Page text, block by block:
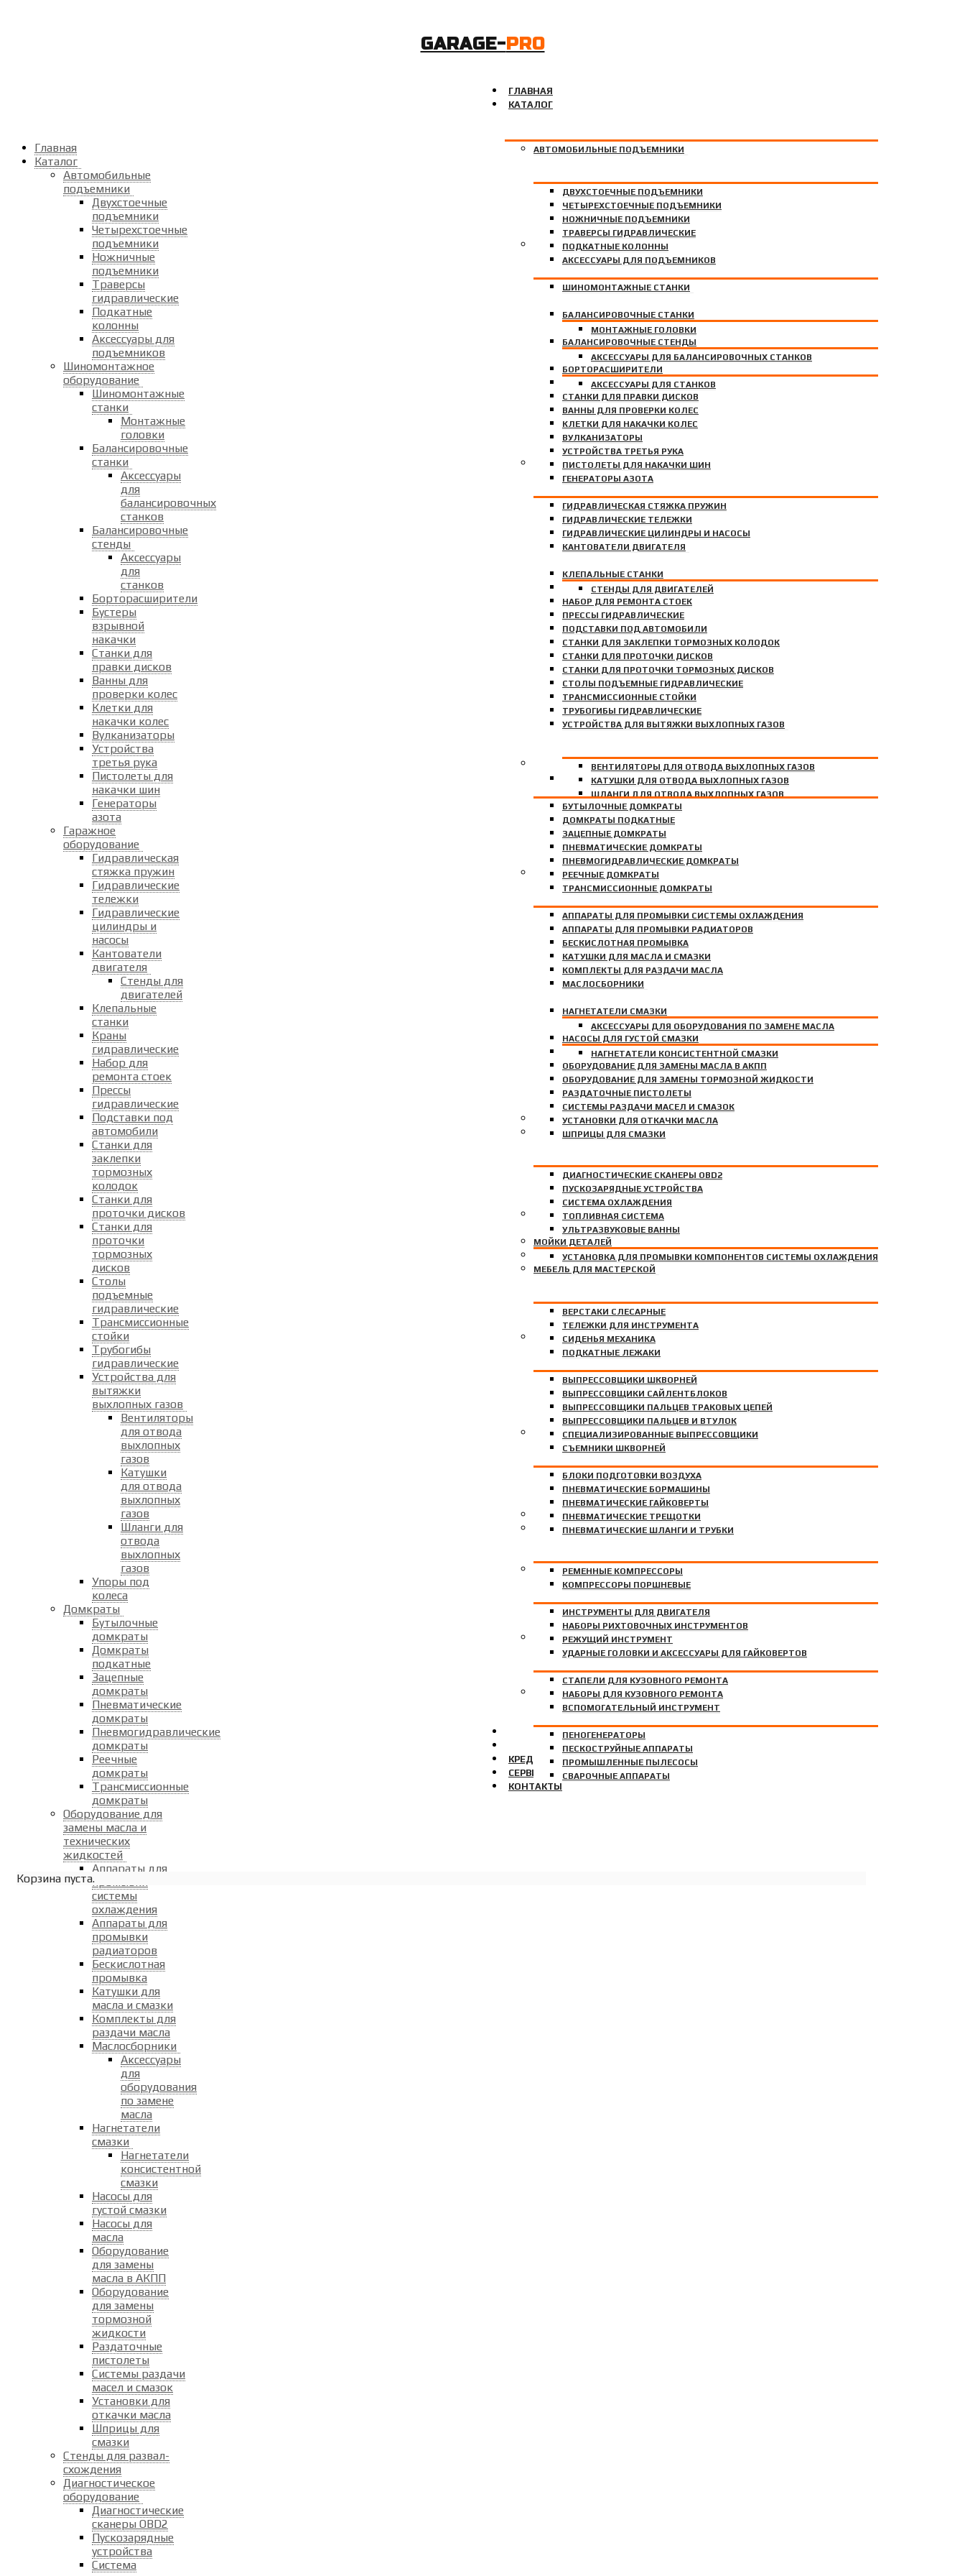
GARAGE-PRO
ГЛАВНАЯ
КАТАЛОГ
АВТОМОБИЛЬНЫЕ ПОДЪЕМНИКИ
ДВУХСТОЕЧНЫЕ ПОДЪЕМНИКИ
ЧЕТЫРЕХСТОЕЧНЫЕ ПОДЪЕМНИКИ
НОЖНИЧНЫЕ ПОДЪЕМНИКИ
ТРАВЕРСЫ ГИДРАВЛИЧЕСКИЕ
ПОДКАТНЫЕ КОЛОННЫ
АКСЕССУАРЫ ДЛЯ ПОДЪЕМНИКОВ
ШИНОМОНТАЖНОЕ ОБОРУДОВАНИЕ
ШИНОМОНТАЖНЫЕ СТАНКИ
МОНТАЖНЫЕ ГОЛОВКИ
БАЛАНСИРОВОЧНЫЕ СТАНКИ
АКСЕССУАРЫ ДЛЯ БАЛАНСИРОВОЧНЫХ СТАНКОВ
БАЛАНСИРОВОЧНЫЕ СТЕНДЫ
АКСЕССУАРЫ ДЛЯ СТАНКОВ
БОРТОРАСШИРИТЕЛИ
БУСТЕРЫ ВЗРЫВНОЙ НАКАЧКИ
СТАНКИ ДЛЯ ПРАВКИ ДИСКОВ
ВАННЫ ДЛЯ ПРОВЕРКИ КОЛЕС
КЛЕТКИ ДЛЯ НАКАЧКИ КОЛЕС
ВУЛКАНИЗАТОРЫ
УСТРОЙСТВА ТРЕТЬЯ РУКА
ПИСТОЛЕТЫ ДЛЯ НАКАЧКИ ШИН
ГЕНЕРАТОРЫ АЗОТА
ГАРАЖНОЕ ОБОРУДОВАНИЕ
ГИДРАВЛИЧЕСКАЯ СТЯЖКА ПРУЖИН
ГИДРАВЛИЧЕСКИЕ ТЕЛЕЖКИ
ГИДРАВЛИЧЕСКИЕ ЦИЛИНДРЫ И НАСОСЫ
КАНТОВАТЕЛИ ДВИГАТЕЛЯ
СТЕНДЫ ДЛЯ ДВИГАТЕЛЕЙ
КЛЕПАЛЬНЫЕ СТАНКИ
КРАНЫ ГИДРАВЛИЧЕСКИЕ
НАБОР ДЛЯ РЕМОНТА СТОЕК
ПРЕССЫ ГИДРАВЛИЧЕСКИЕ
ПОДСТАВКИ ПОД АВТОМОБИЛИ
СТАНКИ ДЛЯ ЗАКЛЕПКИ ТОРМОЗНЫХ КОЛОДОК
СТАНКИ ДЛЯ ПРОТОЧКИ ДИСКОВ
СТАНКИ ДЛЯ ПРОТОЧКИ ТОРМОЗНЫХ ДИСКОВ
СТОЛЫ ПОДЪЕМНЫЕ ГИДРАВЛИЧЕСКИЕ
ТРАНСМИССИОННЫЕ СТОЙКИ
ТРУБОГИБЫ ГИДРАВЛИЧЕСКИЕ
УСТРОЙСТВА ДЛЯ ВЫТЯЖКИ ВЫХЛОПНЫХ ГАЗОВ
ВЕНТИЛЯТОРЫ ДЛЯ ОТВОДА ВЫХЛОПНЫХ ГАЗОВ
КАТУШКИ ДЛЯ ОТВОДА ВЫХЛОПНЫХ ГАЗОВ
ШЛАНГИ ДЛЯ ОТВОДА ВЫХЛОПНЫХ ГАЗОВ
УПОРЫ ПОД КОЛЕСА
ДОМКРАТЫ
БУТЫЛОЧНЫЕ ДОМКРАТЫ
ДОМКРАТЫ ПОДКАТНЫЕ
ЗАЦЕПНЫЕ ДОМКРАТЫ
ПНЕВМАТИЧЕСКИЕ ДОМКРАТЫ
ПНЕВМОГИДРАВЛИЧЕСКИЕ ДОМКРАТЫ
РЕЕЧНЫЕ ДОМКРАТЫ
ТРАНСМИССИОННЫЕ ДОМКРАТЫ
ОБОРУДОВАНИЕ ДЛЯ ЗАМЕНЫ МАСЛА И ТЕХНИЧЕСКИХ ЖИДКОСТЕЙ
АППАРАТЫ ДЛЯ ПРОМЫВКИ СИСТЕМЫ ОХЛАЖДЕНИЯ
АППАРАТЫ ДЛЯ ПРОМЫВКИ РАДИАТОРОВ
БЕСКИСЛОТНАЯ ПРОМЫВКА
КАТУШКИ ДЛЯ МАСЛА И СМАЗКИ
КОМПЛЕКТЫ ДЛЯ РАЗДАЧИ МАСЛА
МАСЛОСБОРНИКИ
АКСЕССУАРЫ ДЛЯ ОБОРУДОВАНИЯ ПО ЗАМЕНЕ МАСЛА
НАГНЕТАТЕЛИ СМАЗКИ
НАГНЕТАТЕЛИ КОНСИСТЕНТНОЙ СМАЗКИ
НАСОСЫ ДЛЯ ГУСТОЙ СМАЗКИ
НАСОСЫ ДЛЯ МАСЛА
ОБОРУДОВАНИЕ ДЛЯ ЗАМЕНЫ МАСЛА В АКПП
ОБОРУДОВАНИЕ ДЛЯ ЗАМЕНЫ ТОРМОЗНОЙ ЖИДКОСТИ
РАЗДАТОЧНЫЕ ПИСТОЛЕТЫ
СИСТЕМЫ РАЗДАЧИ МАСЕЛ И СМАЗОК
УСТАНОВКИ ДЛЯ ОТКАЧКИ МАСЛА
ШПРИЦЫ ДЛЯ СМАЗКИ
СТЕНДЫ ДЛЯ РАЗВАЛ-СХОЖДЕНИЯ
ДИАГНОСТИЧЕСКОЕ ОБОРУДОВАНИЕ
ДИАГНОСТИЧЕСКИЕ СКАНЕРЫ OBD2
ПУСКОЗАРЯДНЫЕ УСТРОЙСТВА
СИСТЕМА ОХЛАЖДЕНИЯ
ТОПЛИВНАЯ СИСТЕМА
УЛЬТРАЗВУКОВЫЕ ВАННЫ
УСТАНОВКИ ДЛЯ ЗАПРАВКИ КОНДИЦИОНЕРОВ
УСТАНОВКА ДЛЯ ПРОМЫВКИ КОМПОНЕНТОВ СИСТЕМЫ ОХЛАЖДЕНИЯ
МОЙКИ ДЕТАЛЕЙ
ПЕЧКИ НА ОТРАБОТАННОМ МАСЛЕ
МЕБЕЛЬ ДЛЯ МАСТЕРСКОЙ
ВЕРСТАКИ СЛЕСАРНЫЕ
ТЕЛЕЖКИ ДЛЯ ИНСТРУМЕНТА
СИДЕНЬЯ МЕХАНИКА
ПОДКАТНЫЕ ЛЕЖАКИ
ГИДРАВЛИЧЕСКИЕ ВЫПРЕССОВЩИКИ
ВЫПРЕССОВЩИКИ ШКВОРНЕЙ
ВЫПРЕССОВЩИКИ САЙЛЕНТБЛОКОВ
ВЫПРЕССОВЩИКИ ПАЛЬЦЕВ ТРАКОВЫХ ЦЕПЕЙ
ВЫПРЕССОВЩИКИ ПАЛЬЦЕВ И ВТУЛОК
СПЕЦИАЛИЗИРОВАННЫЕ ВЫПРЕССОВЩИКИ
CЪЕМНИКИ ШКВОРНЕЙ
ПНЕВМОИНСТРУМЕНТ
БЛОКИ ПОДГОТОВКИ ВОЗДУХА
ПНЕВМАТИЧЕСКИЕ БОРМАШИНЫ
ПНЕВМАТИЧЕСКИЕ ГАЙКОВЕРТЫ
ПНЕВМАТИЧЕСКИЕ ТРЕЩОТКИ
ПНЕВМАТИЧЕСКИЕ ШЛАНГИ И ТРУБКИ
ФИЛЬТРЫ ДЛЯ ПОКРАСОЧНЫХ КАМЕР
КОМПРЕССОРЫ
РЕМЕННЫЕ КОМПРЕССОРЫ
КОМПРЕССОРЫ ПОРШНЕВЫЕ
ИНСТРУМЕНТ
ИНСТРУМЕНТЫ ДЛЯ ДВИГАТЕЛЯ
НАБОРЫ РИХТОВОЧНЫХ ИНСТРУМЕНТОВ
РЕЖУЩИЙ ИНСТРУМЕНТ
УДАРНЫЕ ГОЛОВКИ И АКСЕССУАРЫ ДЛЯ ГАЙКОВЕРТОВ
ДЛЯ КУЗОВНОГО РЕМОНТА
СТАПЕЛИ ДЛЯ КУЗОВНОГО РЕМОНТА
НАБОРЫ ДЛЯ КУЗОВНОГО РЕМОНТА
ВСПОМОГАТЕЛЬНЫЙ ИНСТРУМЕНТ
БЕЗ КАТЕГОРИИ
ПЕНОГЕНЕРАТОРЫ
ПЕСКОСТРУЙНЫЕ АППАРАТЫ
ПРОМЫШЛЕННЫЕ ПЫЛЕСОСЫ
СВАРОЧНЫЕ АППАРАТЫ
ОПЛАТА И ДОСТАВКА
КРЕДИТ И РАССРОЧКА
СЕРВИС
КОНТАКТЫ
Корзина пуста.
Главная
Каталог
Автомобильные
подъемники
Двухстоечные
подъемники
Четырехстоечные
подъемники
Ножничные
подъемники
Траверсы
гидравлические
Подкатные
колонны
Аксессуары для
подъемников
Шиномонтажное
оборудование
Шиномонтажные
станки
Монтажные
головки
Балансировочные
станки
Аксессуары
для
балансировочных
станков
Балансировочные
стенды
Аксессуары
для
станков
Борторасширители
Бустеры
взрывной
накачки
Станки для
правки дисков
Ванны для
проверки колес
Клетки для
накачки колес
Вулканизаторы
Устройства
третья рука
Пистолеты для
накачки шин
Генераторы
азота
Гаражное
оборудование
Гидравлическая
стяжка пружин
Гидравлические
тележки
Гидравлические
цилиндры и
насосы
Кантователи
двигателя
Стенды для
двигателей
Клепальные
станки
Краны
гидравлические
Набор для
ремонта стоек
Прессы
гидравлические
Подставки под
автомобили
Станки для
заклепки
тормозных
колодок
Станки для
проточки дисков
Станки для
проточки
тормозных
дисков
Столы
подъемные
гидравлические
Трансмиссионные
стойки
Трубогибы
гидравлические
Устройства для
вытяжки
выхлопных газов
Вентиляторы
для отвода
выхлопных
газов
Катушки
для отвода
выхлопных
газов
Шланги для
отвода
выхлопных
газов
Упоры под
колеса
Домкраты
Бутылочные
домкраты
Домкраты
подкатные
Зацепные
домкраты
Пневматические
домкраты
Пневмогидравлические
домкраты
Реечные
домкраты
Трансмиссионные
домкраты
Оборудование для
замены масла и
технических
жидкостей
Аппараты для
промывки
системы
охлаждения
Аппараты для
промывки
радиаторов
Бескислотная
промывка
Катушки для
масла и смазки
Комплекты для
раздачи масла
Маслосборники
Аксессуары
для
оборудования
по замене
масла
Нагнетатели
смазки
Нагнетатели
консистентной
смазки
Насосы для
густой смазки
Насосы для
масла
Оборудование
для замены
масла в АКПП
Оборудование
для замены
тормозной
жидкости
Раздаточные
пистолеты
Системы раздачи
масел и смазок
Установки для
откачки масла
Шприцы для
смазки
Стенды для развал-
схождения
Диагностическое
оборудование
Диагностические
сканеры OBD2
Пускозарядные
устройства
Система